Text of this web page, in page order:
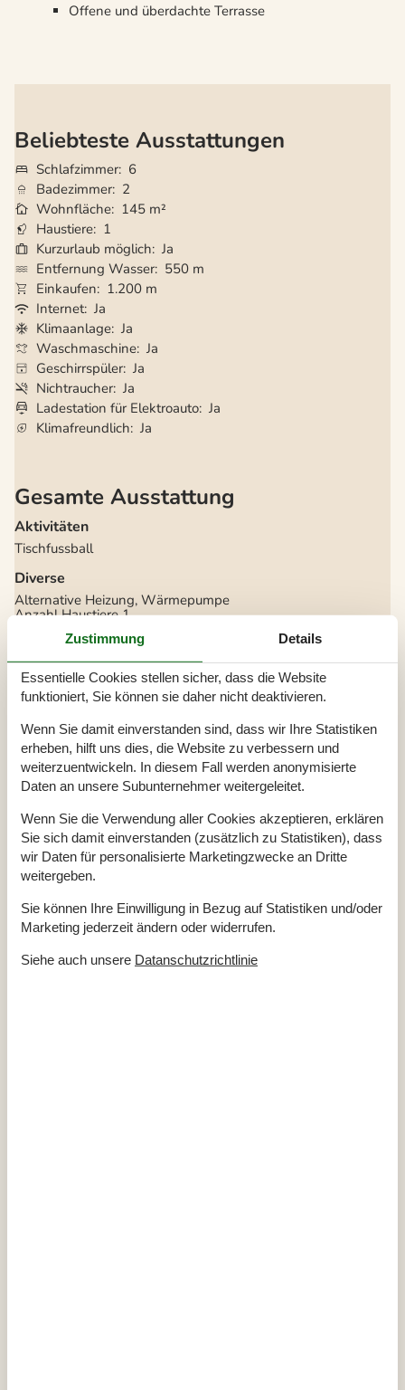
Offene und überdachte Terrasse
Beliebteste Ausstattungen
Schlafzimmer 6
Badezimmer 2
Wohnfläche 145 m²
Haustiere 1
Kurzurlaub möglich Ja
Entfernung Wasser 550 m
Einkaufen
1.200 m
Internet Ja
Klimaanlage Ja
Waschmaschine Ja
Geschirrspüler Ja
Nichtraucher Ja
Ladestation für Elektroauto Ja
Klimafreundlich Ja
Gesamte Ausstattung
Aktivitäten
Tischfussball
Diverse
Alternative Heizung, Wärmepumpe
Anzahl Haustiere 1
Anzahl Hochstühle
Anzahl Kinderbetten 1
Baujahr 1978
Baumaterial: Holz
ECO, Ladegerät für Elektrofahrzeuge
EL exkl.
Haustiere Ja 1
Renoviert 2024
Self-Service-Check-in
Staubsauger
Waschmaschine
Winterfest
Draußen
Aufladen von Elektroautos nicht inbegriffen Im Preis
Gartenmöbel
Kostenloser Parkplatz auf dem Gelände 4
Ladestation für Elektroauto
Drinnen
Zustimmung Details
Essentielle Cookies stellen sicher, dass die Website
funktioniert, Sie können sie daher nicht deaktivieren.
Wenn Sie damit einverstanden sind, dass wir Ihre Statistiken
erheben, hilft uns dies, die Website zu verbessern und
weiterzuentwickeln. In diesem Fall werden anonymisierte
Daten an unsere Subunternehmer weitergeleitet.
Wenn Sie die Verwendung aller Cookies akzeptieren, erklären
Sie sich damit einverstanden (zusätzlich zu Statistiken), dass
wir Daten für personalisierte Marketingzwecke an Dritte
weitergeben.
Sie können Ihre Einwilligung in Bezug auf Statistiken und/oder
Marketing jederzeit ändern oder widerrufen.
Siehe auch unsere Datanschutzrichtlinie